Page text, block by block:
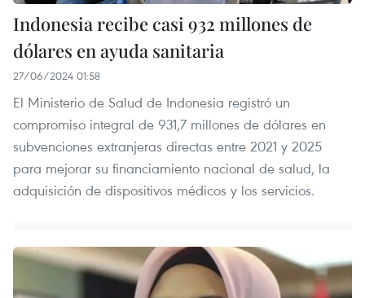
Indonesia recibe casi 932 millones de
dólares en ayuda sanitaria
27/06/2024 01:58
El Ministerio de Salud de Indonesia registró un
compromiso integral de 931,7 millones de dólares en
subvenciones extranjeras directas entre 2021 y 2025
para mejorar su financiamiento nacional de salud, la
adquisición de dispositivos médicos y los servicios.